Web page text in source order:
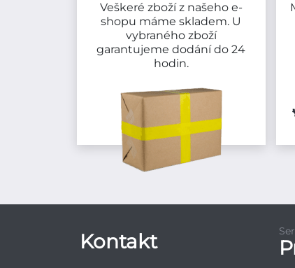
Veškeré zboží z našeho e-
shopu máme skladem. U
vybraného zboží
garantujeme dodání do 24
hodin.
Kontakt